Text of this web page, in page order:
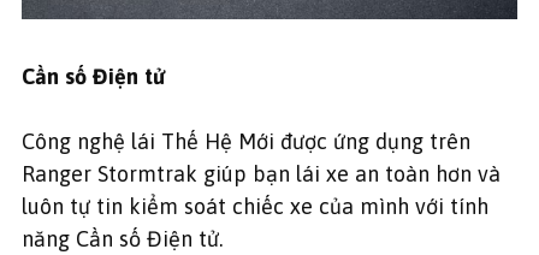
Cần số Điện tử
Công nghệ lái Thế Hệ Mới được ứng dụng trên
Ranger Stormtrak giúp bạn lái xe an toàn hơn và
luôn tự tin kiểm soát chiếc xe của mình với tính
năng Cần số Điện tử.